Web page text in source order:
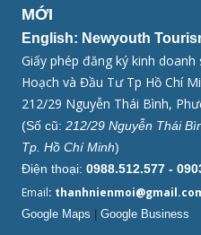
MỚI
English: Newyouth
Giấy phép đăng ký kinh doanh
Hoạch và Đầu Tư Tp Hồ Chí
212/29 Nguyễn Thái Bình,
(Số cũ: 212/29 Nguyễn Thái
Tp. Hồ Chí Minh)
Điện thoại: 0988.512.577 -
Email:
Google Maps Google Business